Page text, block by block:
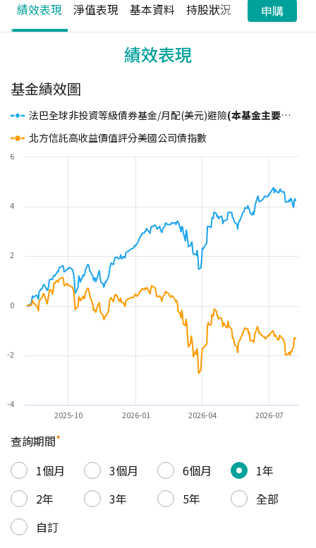
績效表現 淨值表現 基本資料 持股狀況 配息狀況
申購
績效表現
基金績效圖
法巴全球非投資等級債券基金/月配(美元)避險(本基金主要投資於符合美國Rule 144A規定之私募性質債券，基金之配息來源可能為本金)
北方信託高收益價值評分美國公司債指數
2025-10 2026-01 2026-04 2026-07
-4
-2
0
2
4
6
查詢期間*
1個月
3個月 6個月
1年
2年
3年 5年
全部
自訂